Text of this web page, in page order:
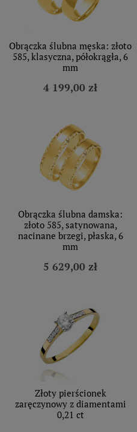
Obrączka ślubna męska: złoto
585, klasyczna, półokrągła, 6
mm
4 199,00 zł
Obrączka ślubna damska:
złoto 585, satynowana,
nacinane brzegi, płaska, 6
mm
5 629,00 zł
Złoty pierścionek
zaręczynowy z diamentami
0,21 ct